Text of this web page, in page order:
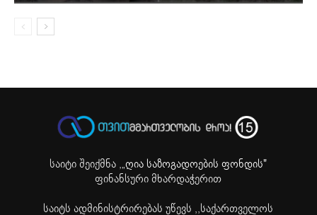
საიტი შეიქმნა ,„ღია საზოგადოების ფონდის"
ფინანსური მხარდაჭერით
საიტს ადმინისტრირებას უწევს ,,საქართველოს